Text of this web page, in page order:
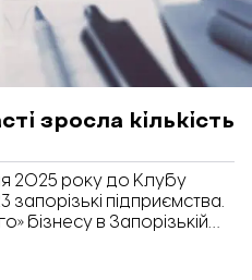
зросла кількість
2025 року до Клубу
запорізькі підприємства.
бізнесу в Запорізькій